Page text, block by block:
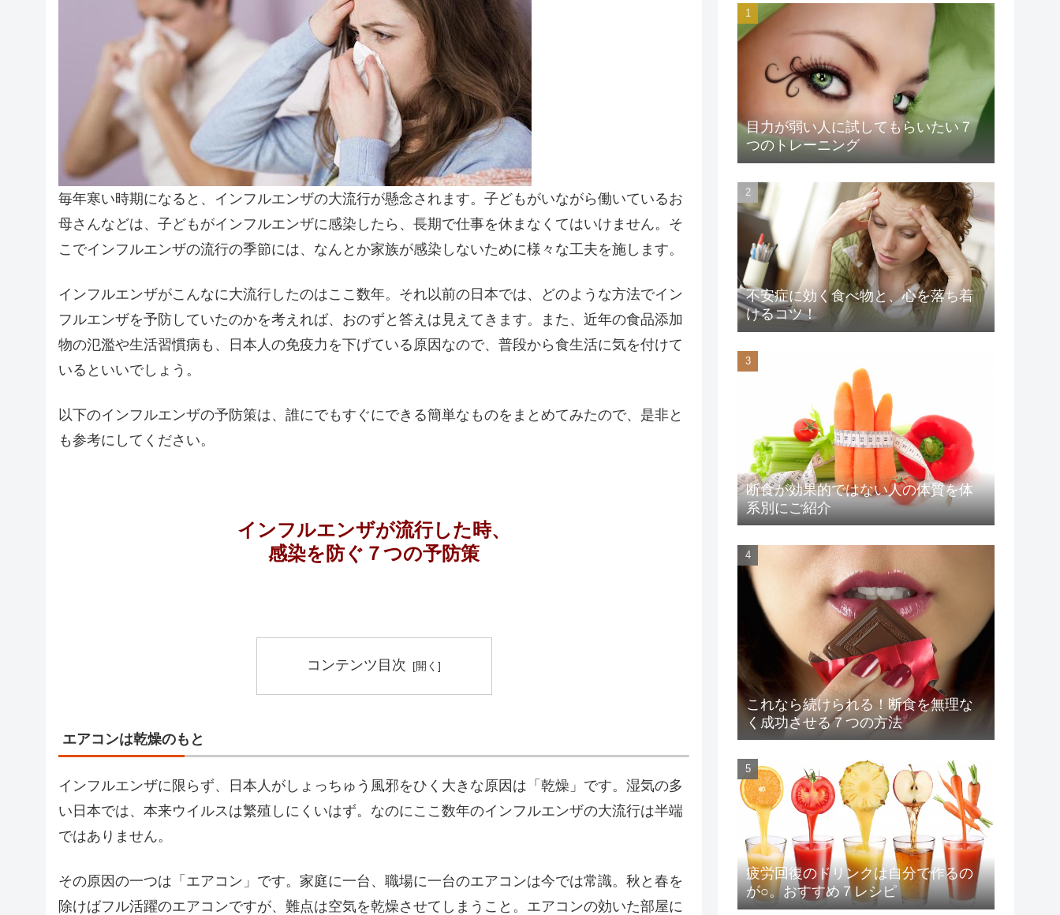
毎年寒い時期になると、インフルエンザの大流行が懸念されます。子どもがいながら働いているお
母さんなどは、子どもがインフルエンザに感染したら、長期で仕事を休まなくてはいけません。そ
こでインフルエンザの流行の季節には、なんとか家族が感染しないために様々な工夫を施します。
インフルエンザがこんなに大流行したのはここ数年。それ以前の日本では、どのような方法でイン
フルエンザを予防していたのかを考えれば、おのずと答えは見えてきます。また、近年の食品添加
物の氾濫や生活習慣病も、日本人の免疫力を下げている原因なので、普段から食生活に気を付けて
いるといいでしょう。
以下のインフルエンザの予防策は、誰にでもすぐにできる簡単なものをまとめてみたので、是非と
も参考にしてください。
インフルエンザが流行した時、
感染を防ぐ７つの予防策
コンテンツ目次
エアコンは乾燥のもと
インフルエンザに限らず、日本人がしょっちゅう風邪をひく大きな原因は「乾燥」です。湿気の多
い日本では、本来ウイルスは繁殖しにくいはず。なのにここ数年のインフルエンザの大流行は半端
ではありません。
その原因の一つは「エアコン」です。家庭に一台、職場に一台のエアコンは今では常識。秋と春を
除けばフル活躍のエアコンですが、難点は空気を乾燥させてしまうこと。エアコンの効いた部屋に
目力が弱い人に試してもらいたい７
つのトレーニング
不安症に効く食べ物と、心を落ち着
けるコツ！
断食が効果的ではない人の体質を体
系別にご紹介
これなら続けられる！断食を無理な
く成功させる７つの方法
疲労回復のドリンクは自分で作るの
が○。おすすめ７レシピ